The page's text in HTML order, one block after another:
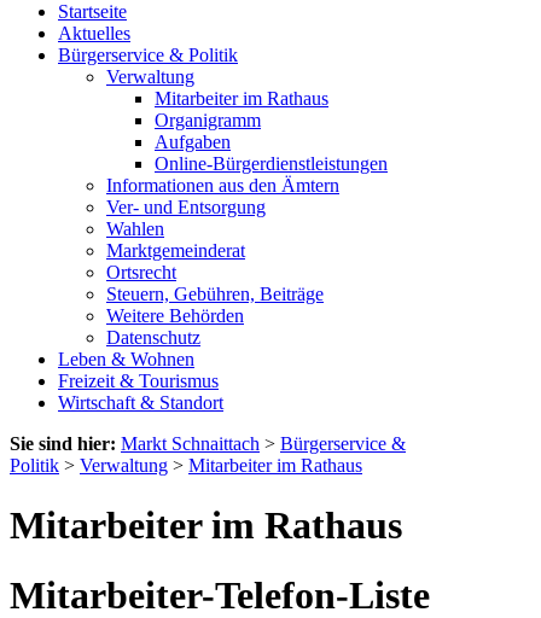
Startseite
Aktuelles
Bürgerservice & Politik
Verwaltung
Mitarbeiter im Rathaus
Organigramm
Aufgaben
Online-Bürgerdienstleistungen
Informationen aus den Ämtern
Ver- und Entsorgung
Wahlen
Marktgemeinderat
Ortsrecht
Steuern, Gebühren, Beiträge
Weitere Behörden
Datenschutz
Leben & Wohnen
Freizeit & Tourismus
Wirtschaft & Standort
Sie sind hier: Markt Schnaittach > Bürgerservice &
Politik > Verwaltung > Mitarbeiter im Rathaus
Mitarbeiter im Rathaus
Mitarbeiter-Telefon-Liste